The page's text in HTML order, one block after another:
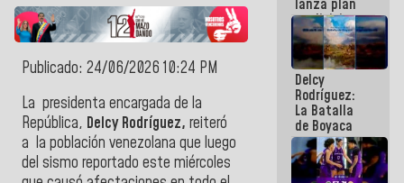
Publicado: 24/06/2026 10:24 PM
La presidenta encargada de la
República, Delcy Rodríguez, reiteró
a la población venezolana que luego
del sismo reportado este miércoles
semana
lanza plan
crediticio
con subsidio
a Juntas de
Condominio
Delcy
Rodríguez:
La Batalla
de Boyaca
representa
un capítulo
decisivo en